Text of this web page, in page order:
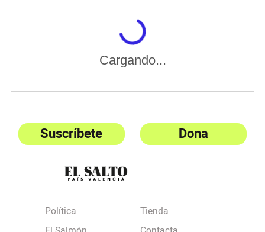
Cargando...
Suscríbete Dona
Política
Tienda